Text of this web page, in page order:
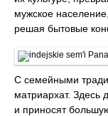
мужское
решая бытовые
С семейными
матриархат.
и приносят